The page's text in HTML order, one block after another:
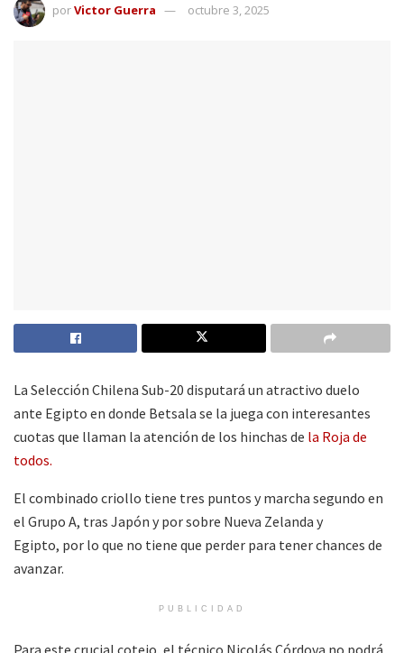
porVictor Guerra octubre 3, 2025
La Selección Chilena Sub-20 disputará un atractivo duelo
ante Egipto en donde Betsala se la juega con interesantes
cuotas que llaman la atención de los hinchas de la Roja de
todos.
El combinado criollo tiene tres puntos y marcha segundo en
el Grupo A, tras Japón y por sobre Nueva Zelanda y
Egipto, por lo que no tiene que perder para tener chances de
avanzar.
PUBLICIDAD
Para este crucial cotejo, el técnico Nicolás Córdova no podrá